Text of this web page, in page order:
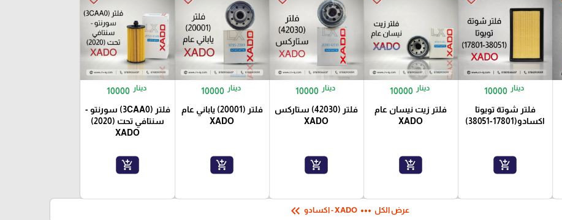
10000 دينار
فلتر شوتة تويوتا
اكسادو(17801-38051)
add_shopping_cart
10000 دينار
فلتر زيت نيسان عام
XADO
add_shopping_cart
10000 دينار
فلتر (42030) ستاركس
XADO
add_shopping_cart
10000 دينار
فلتر (20001) ياباني عام
XADO
add_shopping_cart
10000 دينار
فلتر (3CAA0) سورنتو -
سنتافي تحت (2020)
XADO
add_shopping_cart
عرض الكل more_horiz XADO - اكسادو keyboard_double_arrow_left